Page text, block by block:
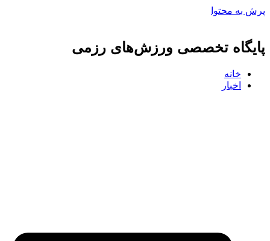
پرش به محتوا
پایگاه تخصصی ورزش‌های رزمی
خانه
اخبار